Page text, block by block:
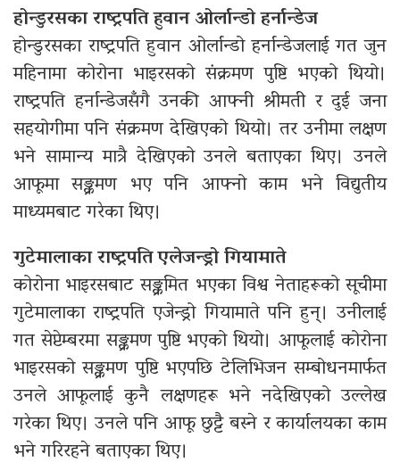
होन्डुरसका राष्ट्रपति हुवान ओर्लान्डो हर्नान्डेज
होन्डुरसका राष्ट्रपति हुवान ओर्लान्डो हर्नान्डेजलाई गत जुन
महिनामा कोरोना भाइरसको संक्रमण पुष्टि भएको थियो।
राष्ट्रपति हर्नान्डेजसँगै उनकी आफ्नी श्रीमती र दुई जना
सहयोगीमा पनि संक्रमण देखिएको थियो। तर उनीमा लक्षण
भने सामान्य मात्रै देखिएको उनले बताएका थिए। उनले
आफूमा सङ्क्रमण भए पनि आफ्नो काम भने विद्युतीय
माध्यमबाट गरेका थिए।
गुटेमालाका राष्ट्रपति एलेजन्ड्रो गियामाते
कोरोना भाइरसबाट सङ्क्रमित भएका विश्व नेताहरूको सूचीमा
गुटेमालाका राष्ट्रपति एजेन्ड्रो गियामाते पनि हुन्। उनीलाई
गत सेप्टेम्बरमा सङ्क्रमण पुष्टि भएको थियो। आफूलाई कोरोना
भाइरसको सङ्क्रमण पुष्टि भएपछि टेलिभिजन सम्बोधनमार्फत
उनले आफूलाई कुनै लक्षणहरू भने नदेखिएको उल्लेख
गरेका थिए। उनले पनि आफू छुट्टै बस्ने र कार्यालयका काम
भने गरिरहने बताएका थिए।